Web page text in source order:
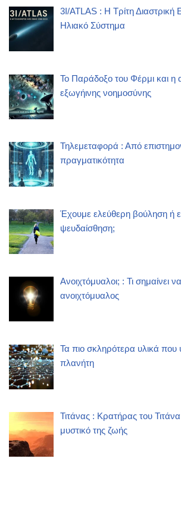
3I/ATLAS : Η Τρίτη Διαστρική
Ηλιακό Σύστημα
Το Παράδοξο του Φέρμι και η
εξωγήινης νοημοσύνης
Τηλεμεταφορά : Από
πραγματικότητα
Έχουμε ελεύθερη βούληση ή
ψευδαίσθηση;
Ανοιχτόμυαλοι; : Τι σημαίνει
ανοιχτόμυαλος
Τα πιο σκληρότερα υλικά
πλανήτη
Τιτάνας : Κρατήρας του
μυστικό της ζωής